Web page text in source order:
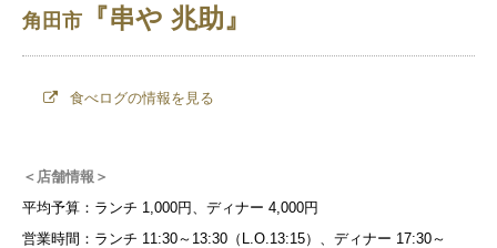
角田市 『串や 兆助』
食べログの情報を見る
＜店舗情報＞
平均予算：ランチ 1,000円、ディナー 4,000円
営業時間：ランチ 11:30～13:30（L.O.13:15）、ディナー 17:30～